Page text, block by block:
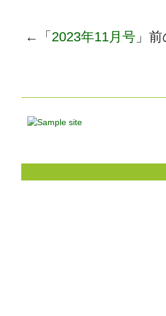
←「 2023年11月号」